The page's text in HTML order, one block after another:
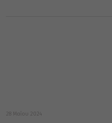
28 Μαΐου 2024